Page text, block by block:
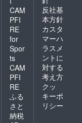
CAM
PFI
RE
for
Spor
ts
CAM
PFI
RE
ふる
さと
納税
反社基
本方針
カスタ
マーハ
ラスメ
ントに
対する
考え方
クッ
キーポ
リシー